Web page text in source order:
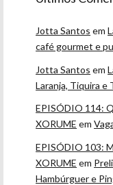
Jotta Santos em
café gourmet e
Jotta Santos em
Laranja, Tiquira e
EPISÓDIO 114:
XORUME em
EPISÓDIO 103:
XORUME em
Hambúrguer e